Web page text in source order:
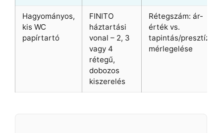
Hagyományos,
kis WC
papírtartó
FINITO
háztartási
vonal – 2, 3
vagy 4
rétegű,
dobozos
kiszerelés
Rétegszám: ár-
érték vs.
tapintás/presztízs
mérlegelése